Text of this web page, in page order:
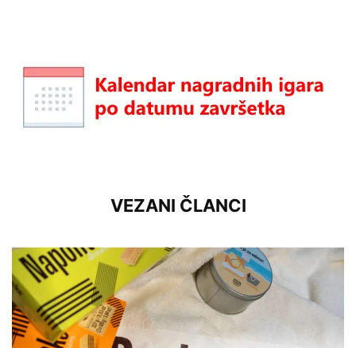
VEZANI ČLANCI